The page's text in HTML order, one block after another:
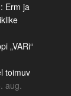
Erm ja
„VARi“
toimuv
aug.